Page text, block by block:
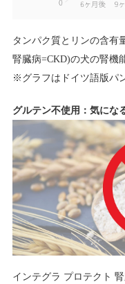
タンパク質とリンの含有
腎臓病=CKD)の犬の腎機
※グラフはドイツ語版パ
グルテン不使用：気にな
インテグラ プロテクト